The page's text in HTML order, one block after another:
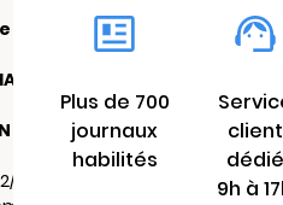
04/2024, il a été
Plus de 700
journaux
habilités
client
dédié
9h à